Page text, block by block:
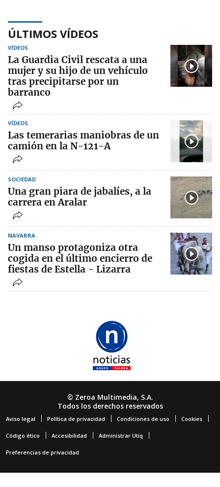
ÚLTIMOS VÍDEOS
VÍDEOS
La Guardia Civil rescata a una
mujer y su hijo de un vehículo
tras precipitarse por un
barranco
VÍDEOS
Las temerarias maniobras de un
camión en la N-121-A
SOCIEDAD
Una gran piara de jabalíes, a la
carrera en Aralar
NAVARRA
Un manso protagoniza otra
cogida en el último encierro de
fiestas de Estella - Lizarra
© Zeroa Multimedia, S.A.
Todos los derechos reservados
Aviso legal Política de privacidad Condiciones de uso Cookies
Código ético Accesibilidad Administrar Utiq
Preferencias de privacidad